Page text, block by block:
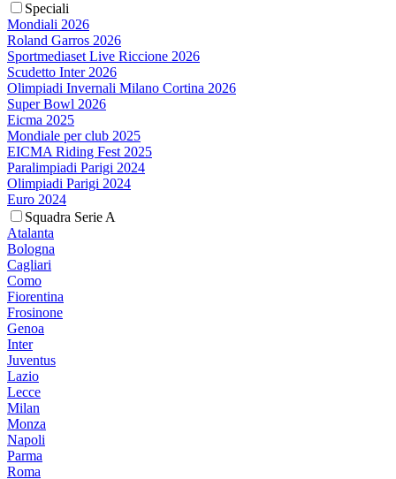
Speciali
Mondiali 2026
Roland Garros 2026
Sportmediaset Live Riccione 2026
Scudetto Inter 2026
Olimpiadi Invernali Milano Cortina 2026
Super Bowl 2026
Eicma 2025
Mondiale per club 2025
EICMA Riding Fest 2025
Paralimpiadi Parigi 2024
Olimpiadi Parigi 2024
Euro 2024
Squadra Serie A
Atalanta
Bologna
Cagliari
Como
Fiorentina
Frosinone
Genoa
Inter
Juventus
Lazio
Lecce
Milan
Monza
Napoli
Parma
Roma